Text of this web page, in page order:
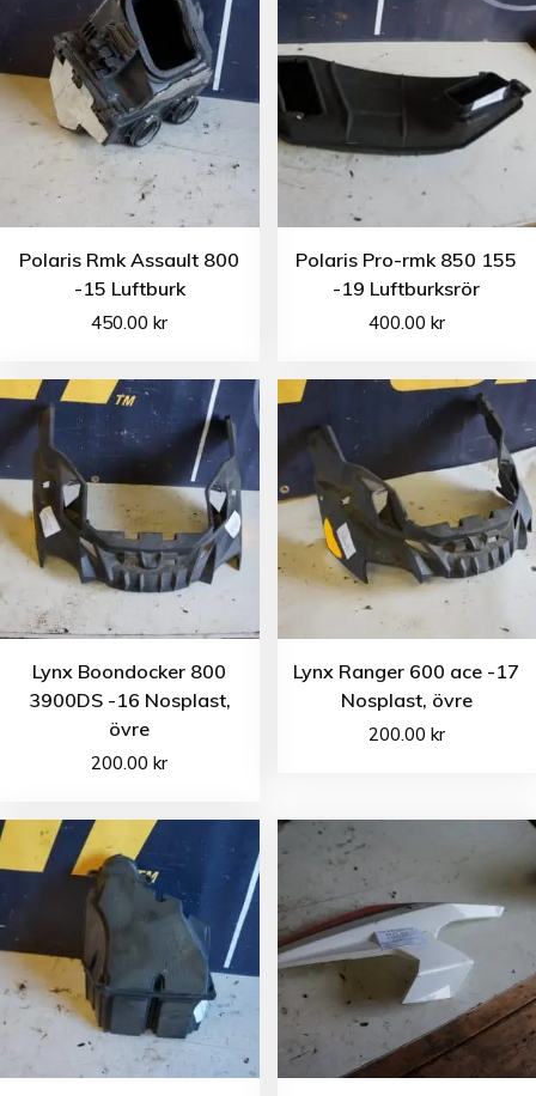
Polaris Rmk Assault 800
-15 Luftburk
450.00kr
Polaris Pro-rmk 850 155
-19 Luftburksrör
400.00 kr
Lynx Boondocker 800
3900DS -16 Nosplast,
övre
200.00kr
Lynx Ranger 600 ace -17
Nosplast, övre
200.00 kr